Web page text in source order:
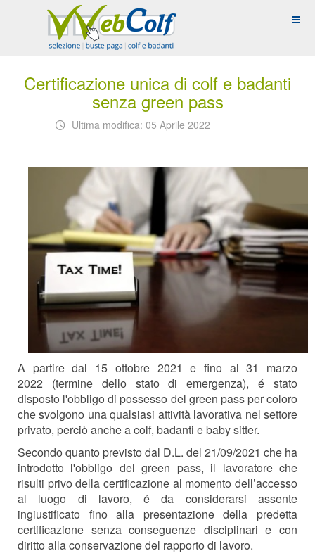
Certificazione unica di colf e badanti
senza green pass
Ultima modifica: 05 Aprile 2022
A partire dal 15 ottobre 2021 e fino al 31 marzo
2022
(termine dello stato di emergenza), é stato
disposto l'obbligo di possesso del green pass per coloro
che svolgono una qualsiasi attività lavorativa nel settore
privato, perciò anche a colf, badanti e baby sitter.
Secondo quanto previsto dal D.L. del 21/09/2021 che ha
introdotto l'obbligo del green pass, il lavoratore che
risulti privo della certificazione al momento dell’accesso
al luogo di
lavoro, é da considerarsi assente
ingiustificato
fino alla presentazione della predetta
certificazione senza conseguenze disciplinari e con
diritto alla conservazione del rapporto di lavoro.